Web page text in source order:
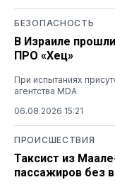
БЕЗОПАСНОСТЬ
В Израиле
ПРО «Хец»
При испытаниях
агентства MDA
06.08.2026 15:21
ПРОИСШЕСТВИЯ
Таксист из
пассажиров без